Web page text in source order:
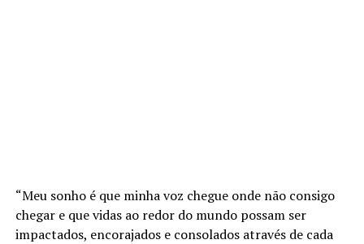
“Meu sonho é que minha voz chegue onde não consigo
chegar e que vidas ao redor do mundo possam ser
impactados, encorajados e consolados através de cada